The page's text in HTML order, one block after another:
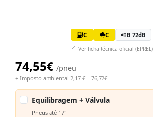
C C B 72dB
Ver ficha técnica oficial (EPREL)
74,55€ /pneu
+ Imposto ambiental 2,17 € = 76,72€
Equilibragem + Válvula
Pneus até 17"